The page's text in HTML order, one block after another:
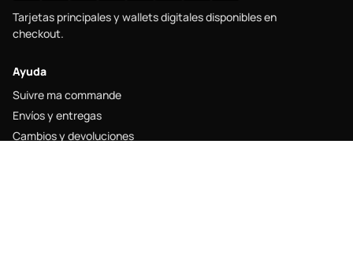
Tarjetas principales y wallets digitales disponibles en
checkout.
Ayuda
Suivre ma commande
Envíos y entregas
Cambios y devoluciones